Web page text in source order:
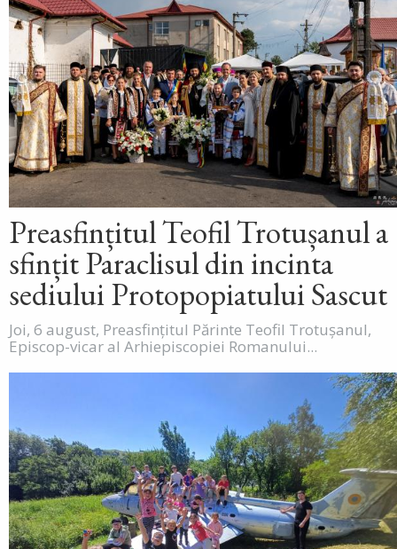
Preasfințitul Teofil Trotușanul a
sfințit Paraclisul din incinta
sediului Protopopiatului Sascut
Joi, 6 august, Preasfințitul Părinte Teofil Trotușanul,
Episcop-vicar al Arhiepiscopiei Romanului...